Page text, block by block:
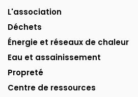
L'association
Déchets
Énergie et réseaux de chaleur
Eau et assainissement
Propreté
Centre de ressources